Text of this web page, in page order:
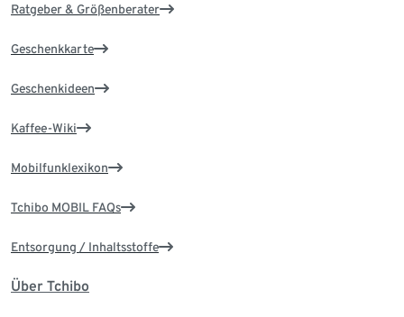
Ratgeber & Größenberater
Geschenkkarte
Geschenkideen
Kaffee-Wiki
Mobilfunklexikon
Tchibo MOBIL FAQs
Entsorgung / Inhaltsstoffe
Über Tchibo